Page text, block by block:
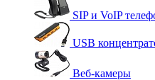
SIP и VoIP
USB
Веб-камеры